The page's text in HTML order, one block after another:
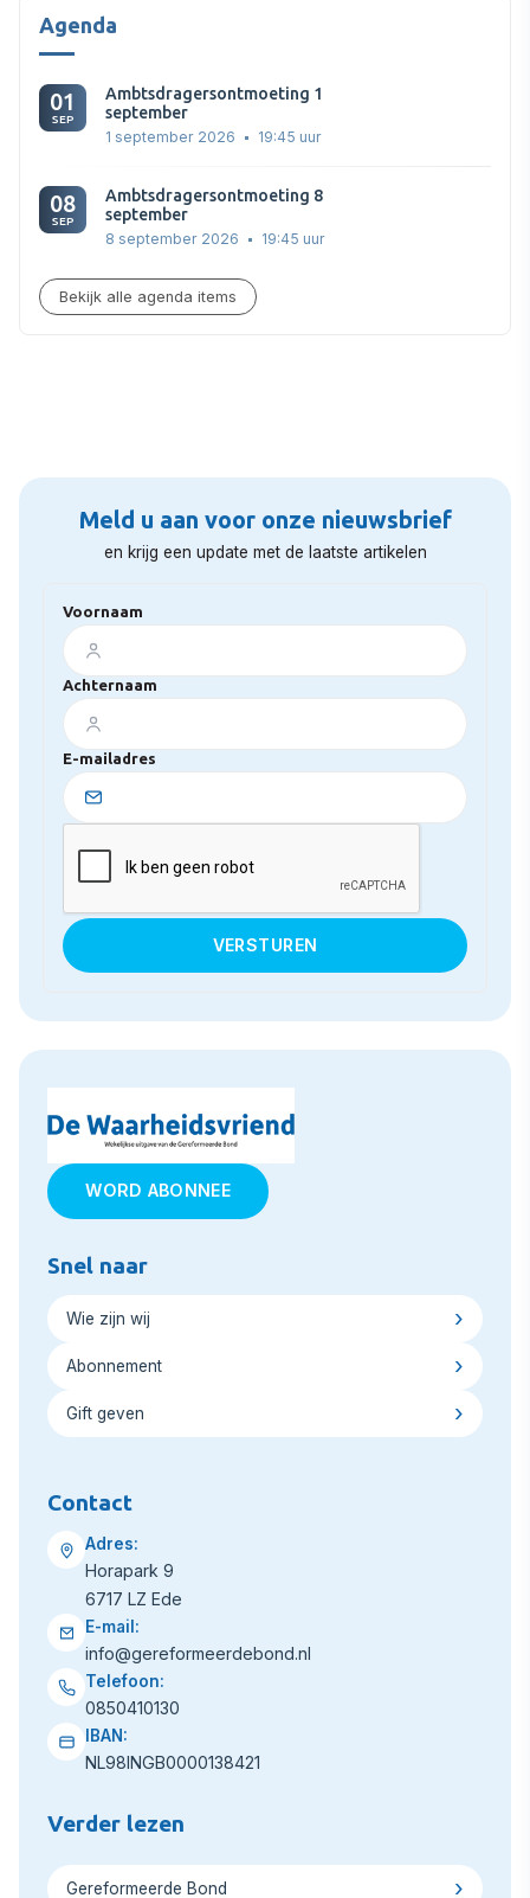
Agenda
01
SEP
Ambtsdragersontmoeting 1
september
1 september 2026 19:45 uur
08
SEP
Ambtsdragersontmoeting 8
september
8 september 2026 19:45 uur
Bekijk alle agenda items
Meld u aan voor onze nieuwsbrief
en krijg een update met de laatste artikelen
Voornaam
Achternaam
E-mailadres
WORD ABONNEE
Snel naar
Wie zijn wij
Abonnement
Gift geven
Contact
Adres:
Horapark 9
6717 LZ Ede
E-mail:
info@gereformeerdebond.nl
Telefoon:
0850410130
IBAN:
NL98INGB0000138421
Verder lezen
Gereformeerde Bond